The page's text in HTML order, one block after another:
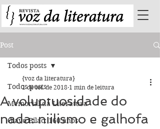
Post
Todos posts
Memorial da Literatura
Olavo Bilac: 160 anos
Todos posts
A voluptuosidade do
nada: niilismo e galhofa
{voz da literatura}
1 de set. de 2018 1 min de leitura